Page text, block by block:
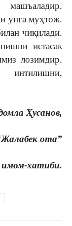
унга муҳтож.
чиқилади.
истасак
лозимдир.
Ҳусанов,
ота”
хатиби.